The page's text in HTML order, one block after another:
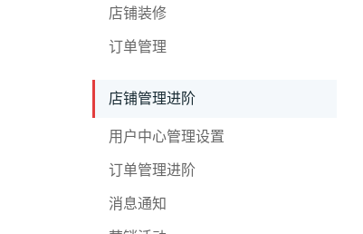
店铺装修
订单管理
店铺管理进阶
用户中心管理设置
订单管理进阶
消息通知